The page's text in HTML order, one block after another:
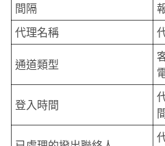
間隔
代理名稱
通道類型
登入時間